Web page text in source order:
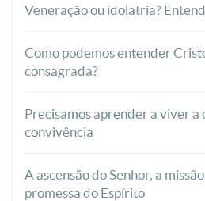
Veneração ou idolatria?
Como podemos entender
consagrada?
Precisamos aprender a viver a
convivência
A ascensão do Senhor, a
promessa do Espírito